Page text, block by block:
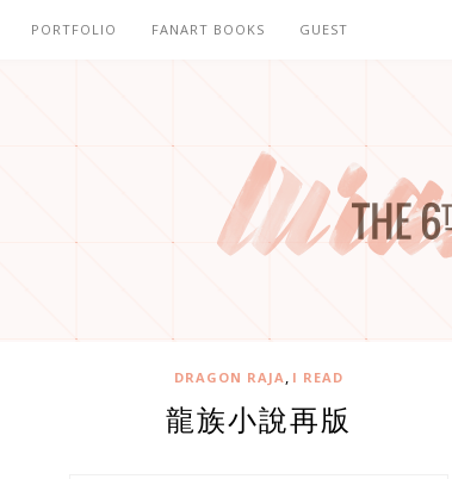
PORTFOLIO FANART BOOKS GUEST
DRAGON RAJA, I READ
龍族小說再版